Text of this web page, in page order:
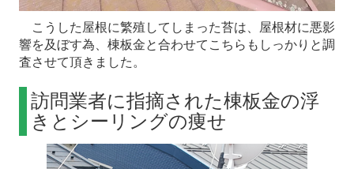
こうした屋根に繁殖してしまった苔は、屋根材に悪影
響を及ぼす為、棟板金と合わせてこちらもしっかりと調
査させて頂きました。
訪問業者に指摘された棟板金の浮
きとシーリングの痩せ